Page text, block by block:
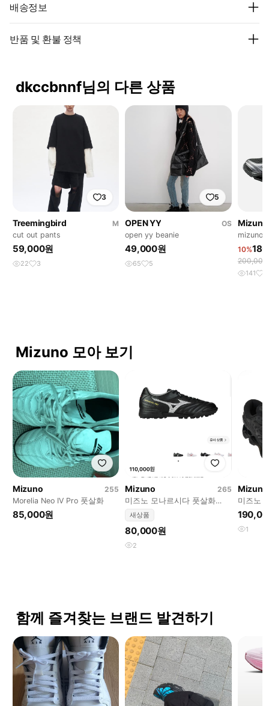
배송정보
반품 및 환불 정책
dkccbnnf님의 다른 상품
3
Treemingbird
M
cut out pants
59,000원
22 3
5
OPEN YY
OS
open yy beanie
49,000원
65 5
Mizuno
mizuno
10%
200,000
141
Mizuno 모아 보기
Mizuno
255
Morelia Neo IV Pro 풋살화
85,000원
Mizuno
265
미즈노 모나르시다 풋살화
265 미시착
새상품
80,000원
2
Mizuno
미즈노
랙 250
1
함께 즐겨찾는 브랜드 발견하기